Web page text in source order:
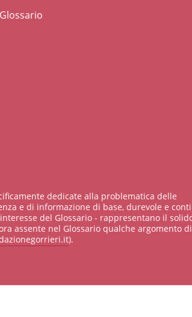
Glossario
dedicate alla problematica delle
e di informazione di base, durevole e
del Glossario - rappresentano il
assente nel Glossario qualche argomento
).